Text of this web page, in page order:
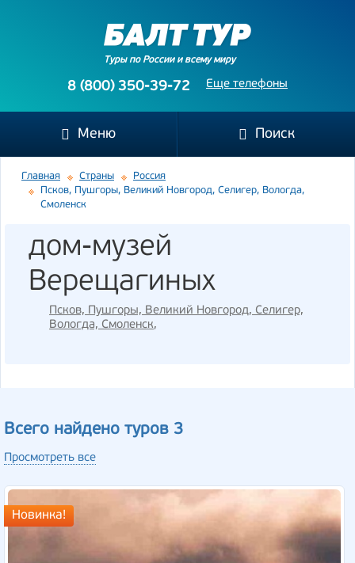
Туры по России и всему миру
Еще телефоны
8 (800) 350-39-72
Меню Поиск
Главная Страны
Россия
Псков, Пушгоры, Великий Новгород, Селигер, Вологда,
Смоленск
дом-музей
Верещагиных
Псков, Пушгоры, Великий Новгород, Селигер,
Вологда, Смоленск,
Всего найдено туров 3
Просмотреть все
Новинка!